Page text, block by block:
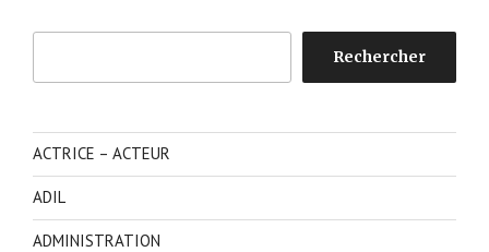
Rechercher
ACTRICE – ACTEUR
ADIL
ADMINISTRATION